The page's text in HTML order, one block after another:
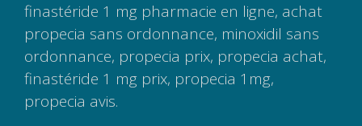
finastéride 1 mg pharmacie en ligne, achat
propecia sans ordonnance, minoxidil sans
ordonnance, propecia prix, propecia achat,
finastéride 1 mg prix, propecia 1mg,
propecia avis.